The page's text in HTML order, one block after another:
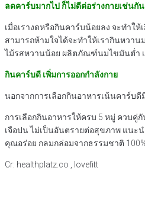
ลดคาร์บมากไป ก็ไม่ดีต่อร่างกายเช่นกัน
เมื่อเรางดหรือกินคาร์บน้อยลง จะทำใ
สามารถห้ามใจได้จะทำให้เรากินหวา
ไม้รสหวานน้อย ผลิตภัณฑ์นมไขมันต่ำ
กินคาร์บดี เพิ่มการออกกำลังกาย
นอกจากการเลือกกินอาหารเน้นคาร์บ
การเลือกกินอาหารให้ครบ 5 หมู่ ควบคู่
เจือปน ไม่เป็นอันตรายต่อสุขภาพ แนะ
คุณอร่อย กลมกล่อมจากธรรมชาติ
Cr: healthplatz.co , lovefitt